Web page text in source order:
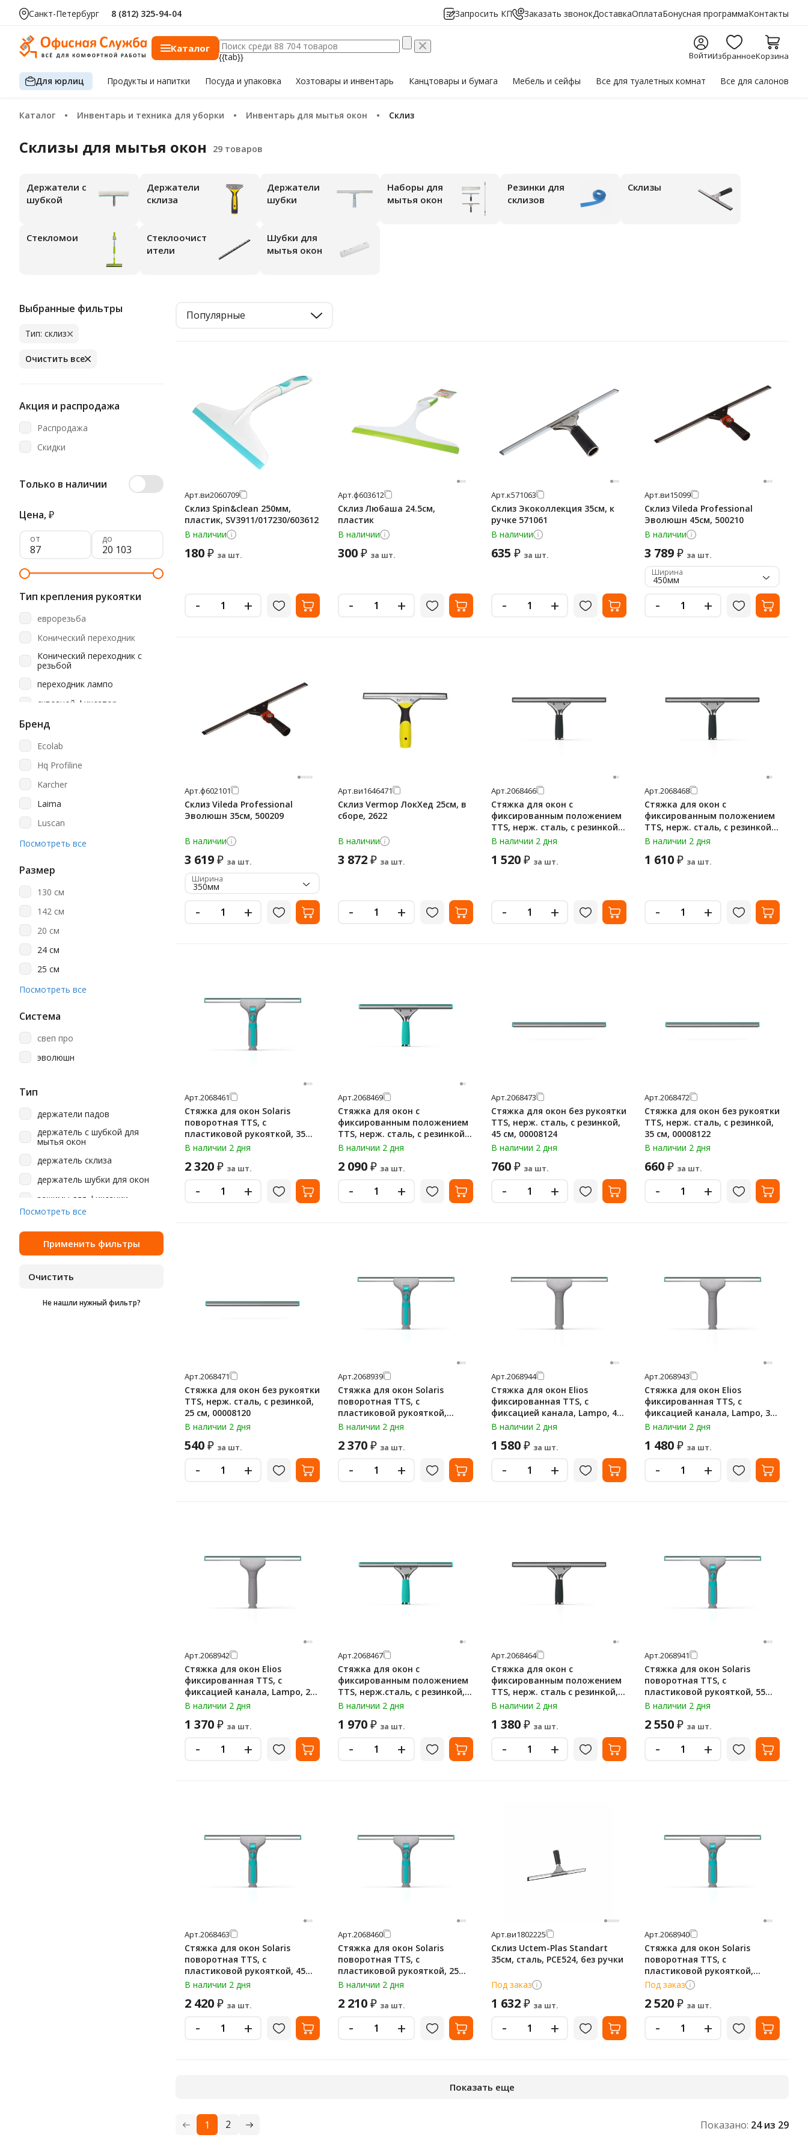
Санкт-Петербург 8 (812) 325-94-04 Запросить КП Заказать звонокДоставкаОплатаБонусная программаКонтакты
Каталог
{{tab}} ВойтиИзбранноеКорзина
Для юрлиц Продуктыи напитки Посуда и упаковка Хозтоварыи инвентарь Канцтовары и бумага Мебельи сейфы Все для туалетных комнат Все для салонов
Каталог Инвентарь и техника для уборки Инвентарь для мытья окон склиз
Склизы для мытья окон
Держатели с
шубкой
Держатели
склиза
Держатели
шубки
Наборы для
мытья окон
Резинки для
склизов
Склизы
Стекломои
Стеклоочист
ители
Шубки для
мытья окон
Выбранные фильтры
Тип: склиз
Очистить все
Акция и распродажа
Распродажа
Скидки
Только в наличии
Цена,₽
от до
Тип крепления рукоятки
еврорезьба
Конический переходник
Конический переходник с
резьбой
переходник лампо
сквозной фиксатор
Бренд
Ecolab
Hq Profiline
Karcher
Laima
Luscan
Merida
Vileda Professional
York
Кадыйская Мануфактура
Любаша
Экоколлекция
Посмотреть все
Размер
130 см
142 см
20 см
24 см
25 см
26 см
35х7см
45х7см
50 см
55 см
71 см
92 см
Посмотреть все
Система
свеп про
эволюшн
Тип
держатели падов
держатель с шубкой для
мытья окон
держатель склиза
держатель шубки для окон
зажимы для фиксации
набор для мытья окон
насадка шубка для мытья
окномойка
резинка для склиза
Посмотреть все
Не нашли нужный фильтр?
Популярные
Арт.ви2060709
Склиз Spin&clean 250мм,
пластик, SV3911/017230/603612
В наличии
180₽ за шт.
- +
Арт.ф603612
Склиз Любаша 24.5см,
пластик
В наличии
300₽ за шт.
- +
Арт.к571063
Склиз Экоколлекция 35см, к
ручке 571061
В наличии
635 ₽ за шт.
- +
Арт.ви15099
Склиз Vileda Professional
Эволюшн 45см, 500210
В наличии
3 789₽ за шт.
Ширина
450мм
- +
Арт.ф602101
Склиз Vileda Professional
Эволюшн 35см, 500209
В наличии
3 619₽ за шт.
Ширина
350мм
- +
Арт.ви1646471
Склиз Vermop ЛокХед 25см, в
сборе, 2622
В наличии
3 872₽ за шт.
- +
Арт.2068466
Стяжка для окон с
фиксированным положением
TTS, нерж. сталь, с резинкой,
35 см, 00008072
В наличии 2 дня
1 520₽ за шт.
- +
Арт.2068468
Стяжка для окон с
фиксированным положением
TTS, нерж. сталь, с резинкой,
45 см, 00008074
В наличии 2 дня
1 610₽ за шт.
- +
Арт.2068461
Стяжка для окон Solaris
поворотная TTS, с
пластиковой рукояткой, 35
см, 00008002YL
В наличии 2 дня
2 320₽ за шт.
- +
Арт.2068469
Стяжка для окон с
фиксированным положением
TTS, нерж. сталь, с резинкой,
В наличии 2 дня
2 090₽ за шт.
- +
Арт.2068473
Стяжка для окон без рукоятки
TTS, нерж. сталь, с резинкой,
45 см, 00008124
В наличии 2 дня
760₽ за шт.
- +
Арт.2068472
Стяжка для окон без рукоятки
TTS, нерж. сталь, с резинкой,
35 см, 00008122
В наличии 2 дня
660₽ за шт.
- +
Арт.2068471
Стяжка для окон без рукоятки
TTS, нерж. сталь, с резинкой,
25 см, 00008120
В наличии 2 дня
540₽ за шт.
- +
Арт.2068939
Стяжка для окон Solaris
поворотная TTS, с
пластиковой рукояткой,
зелёная, 25 см, 00008000VYL
В наличии 2 дня
2 370₽ за шт.
- +
Арт.2068944
Стяжка для окон Elios
фиксированная TTS, с
фиксацией канала, Lampo, 45
см, 00008014YL
В наличии 2 дня
1 580₽ за шт.
- +
Арт.2068943
Стяжка для окон Elios
фиксированная TTS, с
фиксацией канала, Lampo, 35
см, 00008012YL
В наличии 2 дня
1 480₽ за шт.
- +
Арт.2068942
Стяжка для окон Elios
фиксированная TTS, с
фиксацией канала, Lampo, 25
см, 00008010YL
В наличии 2 дня
1 370₽ за шт.
- +
Арт.2068467
Стяжка для окон с
фиксированным положением
TTS, нерж.сталь, с резинкой,
зелёный, 35см, 00008072V
В наличии 2 дня
1 970₽ за шт.
- +
Арт.2068464
Стяжка для окон с
фиксированным положением
TTS, нерж. сталь с резинкой,
25 см, 00008070
В наличии 2 дня
1 380₽ за шт.
- +
Арт.2068941
Стяжка для окон Solaris
поворотная TTS, с
пластиковой рукояткой, 55
см, 00008006YL
В наличии 2 дня
2 550₽ за шт.
- +
Арт.2068463
Стяжка для окон Solaris
поворотная TTS, с
пластиковой рукояткой, 45
см, 00008004YL
В наличии 2 дня
2 420₽ за шт.
- +
Арт.2068460
Стяжка для окон Solaris
поворотная TTS, с
пластиковой рукояткой, 25
см, 00008000YL
В наличии 2 дня
2 210₽ за шт.
- +
Арт.ви1802225
Склиз Uctem-Plas Standart
35см, сталь, PCE524, без ручки
Под заказ
1 632₽ за шт.
- +
Арт.2068940
Стяжка для окон Solaris
поворотная TTS, с
пластиковой рукояткой,
зелёная, 35 см, 00008002VYL
Под заказ
2 520₽ за шт.
- +
Показать еще
1 2 Показано: 24из 29